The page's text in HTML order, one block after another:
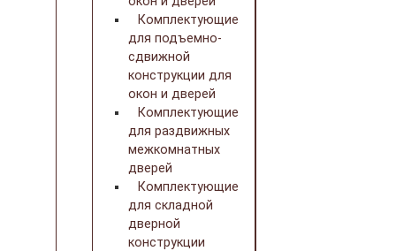
Комплектующие
для подъемно-
сдвижной
конструкции для
окон и дверей
Комплектующие
для раздвижных
межкомнатных
дверей
Комплектующие
для складной
дверной
конструкции